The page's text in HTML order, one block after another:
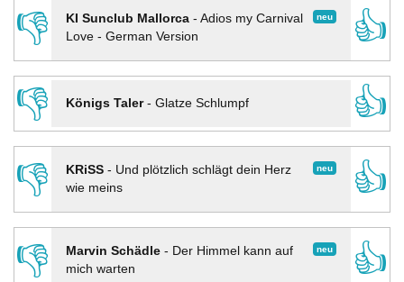
👎
neu
KI Sunclub Mallorca- Adios my Carnival
Love - German Version
👍
👎
Königs Taler- Glatze Schlumpf
👍
👎
neu
KRiSS- Und plötzlich schlägt dein Herz
wie meins
👍
👎 neu
Marvin Schädle- Der Himmel kann auf
mich warten
👍